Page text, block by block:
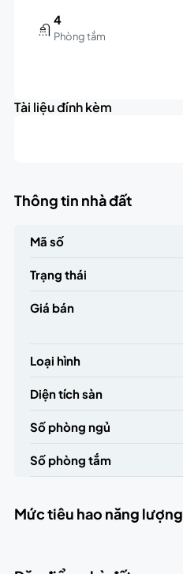
4
Phòng tắm
Tài liệu đính kèm
Thông tin nhà đất
Mã số
Trạng thái
Giá bán
Loại hình
Diện tích sàn
Số phòng ngủ
Số phòng tắm
Mức tiêu hao năng lượng